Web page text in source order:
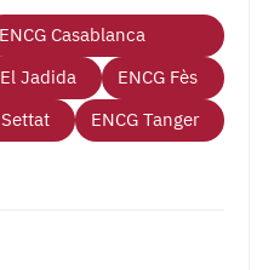
ENCG Casablanca
Jadida
ENCG Fès
ENCG Tanger